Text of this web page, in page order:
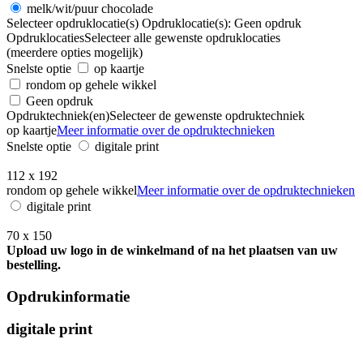
melk/wit/puur chocolade
Selecteer opdruklocatie(s) Opdruklocatie(s): Geen opdruk
OpdruklocatiesSelecteer alle gewenste opdruklocaties
(meerdere opties mogelijk)
Snelste optie
op kaartje
rondom op gehele wikkel
Geen opdruk
Opdruktechniek(en)Selecteer de gewenste opdruktechniek
op kaartjeMeer informatie over de opdruktechnieken
Snelste optie
digitale print
112 x 192
rondom op gehele wikkelMeer informatie over de opdruktechnieken
digitale print
70 x 150
Upload uw logo in de winkelmand of na het plaatsen van uw
bestelling.
Opdrukinformatie
digitale print